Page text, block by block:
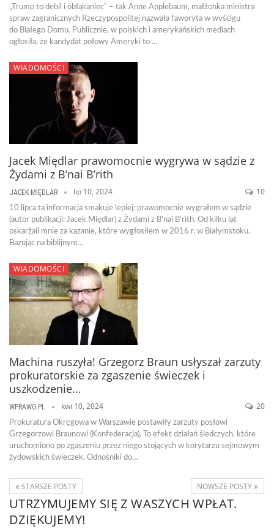
„Trump to debil i obłąkaniec” – tak Anne Applebaum, małżonka ministra
spraw zagranicznych Rzeczypospolitej nazwała faworyta w wyścigu
do Białego Domu. Publicznie, w polskich i amerykańskich mediach
ogłosiła, że kandydat połowy Ameryki to …
WIADOMOŚCI
Jacek Międlar prawomocnie wygrywa w sądzie z
Żydami z B’nai B’rith
JACEK MIĘDLAR lip 10, 2024 10
10 lipca ta informacja smakuje lepiej: prawomocnie wygrałem w sądzie
(autor publikacji: Jacek Międlar) z Żydami z B'nai B'rith. Od kilku lat
oskarżali mnie za kazanie, które wygłosiłem w 2016 r. w Białymstoku.
Bazując na biblijnym…
WIADOMOŚCI
Machina ruszyła! Grzegorz Braun usłyszał zarzuty
prokuratorskie za zgaszenie świeczek i
uszkodzenie…
WPRAWO.PL kwi 10, 2024 20
Prokuratura Okręgowa w Warszawie postawiły zarzuty posłowi
Grzegorzowi Braunowi (Konfederacja). To efekt działań śledczych, które
uruchomiono po zgaszeniu przez niego stojących w korytarzu sejmowym
żydowskich świeczek. Odnośniki do…
STARSZE POSTY NOWSZE POSTY
UTRZYMUJEMY SIĘ Z WASZYCH WPŁAT.
DZIĘKUJEMY!